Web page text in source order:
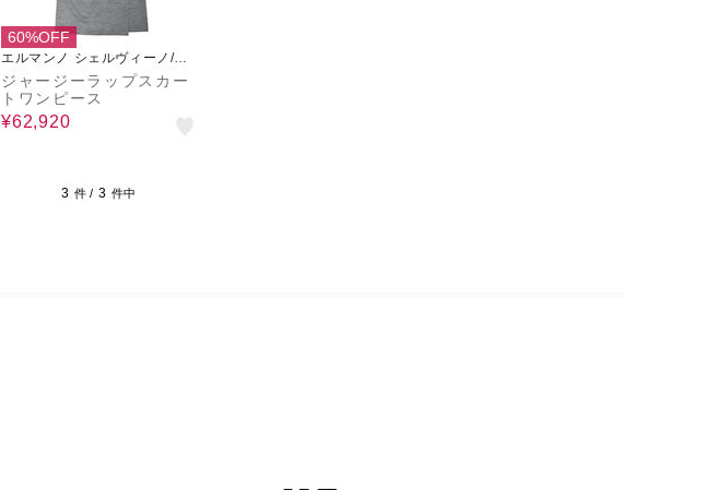
60%OFF
エルマンノ シェルヴィーノ/ペ
セリコ
ジャージーラップスカー
トワンピース
¥62,920
3 件 / 3 件中